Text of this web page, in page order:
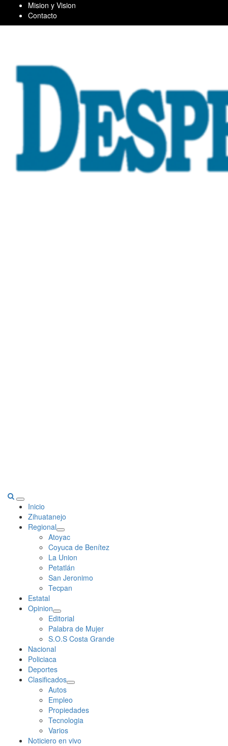
content
Mision y Vision
Contacto
Primary
Menu
Inicio
Zihuatanejo
Regional
Atoyac
Coyuca de Benítez
La Union
Petatlán
San Jeronimo
Tecpan
Estatal
Opinion
Editorial
Palabra de Mujer
S.O.S Costa Grande
Nacional
Policiaca
Deportes
Clasificados
Autos
Empleo
Propiedades
Tecnologia
Varios
Noticiero en vivo